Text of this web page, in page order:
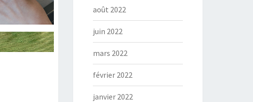
août 2022
juin 2022
mars 2022
février 2022
janvier 2022